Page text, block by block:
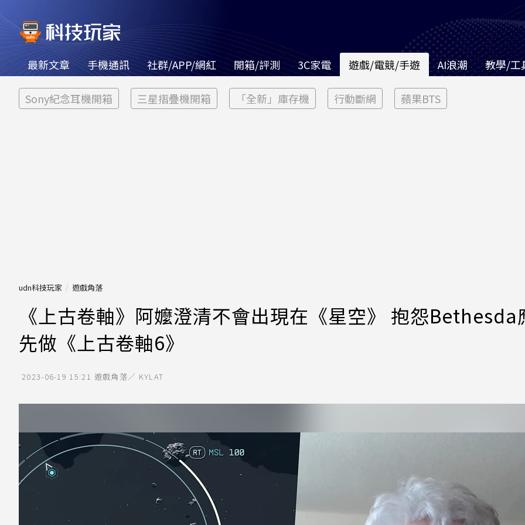
最新文章 手機通訊 社群/APP/網紅 開箱/評測 3C家電 遊戲/電競/手遊 AI浪潮 教學/工
Sony紀念耳機開箱 三星摺疊機開箱 「全新」庫存機 行動斷網 蘋果BTS
udn科技玩家 遊戲角落
《上古卷軸》阿嬤澄清不會出現在《星空》 抱怨Bethesda
先做《上古卷軸6》
2023-06-19 15:21 遊戲角落／ KYLAT